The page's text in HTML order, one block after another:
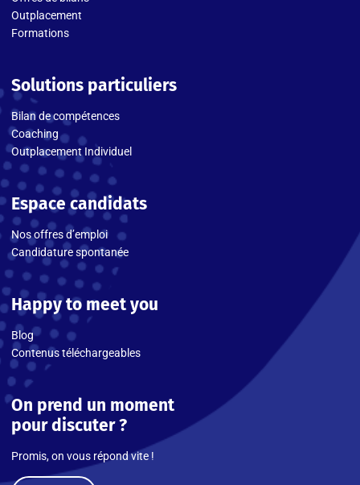
Outplacement
Formations
Solutions particuliers
Bilan de compétences
Coaching
Outplacement Individuel
Espace candidats
Nos offres d’emploi
Candidature spontanée
Happy to meet you
Blog
Contenus téléchargeables
On prend un moment
pour discuter ?
Promis, on vous répond vite !